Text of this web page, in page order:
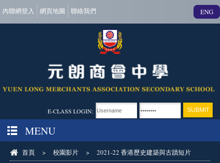
內聯網登入 網頁地圖 聯絡我們 ENG
E-CLASS LOGIN:
MENU
首頁 > 校園影片 > 2021-22 香港歷史建築與古蹟短片